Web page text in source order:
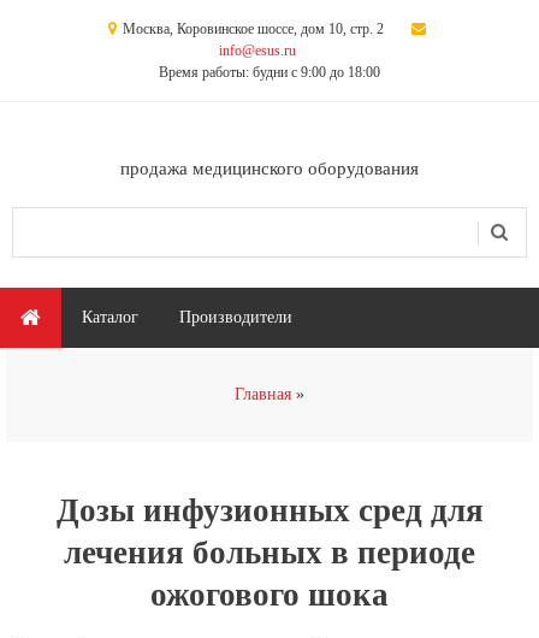
Москва, Коровинское шоссе, дом 10, стр. 2
info@esus.ru
Время работы: будни с 9:00 до 18:00
продажа медицинского оборудования
Главное меню
Каталог Производители
Главная
Дозы инфузионных сред для
лечения больных в периоде
ожогового шока